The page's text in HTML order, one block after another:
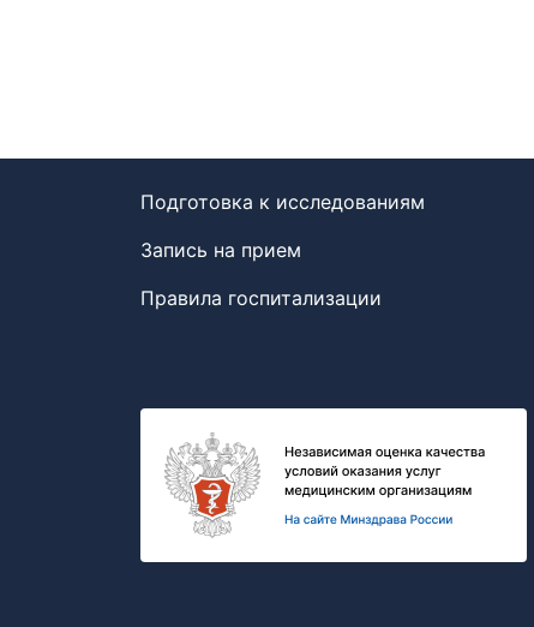
Подготовка к исследованиям
Запись на прием
Правила госпитализации